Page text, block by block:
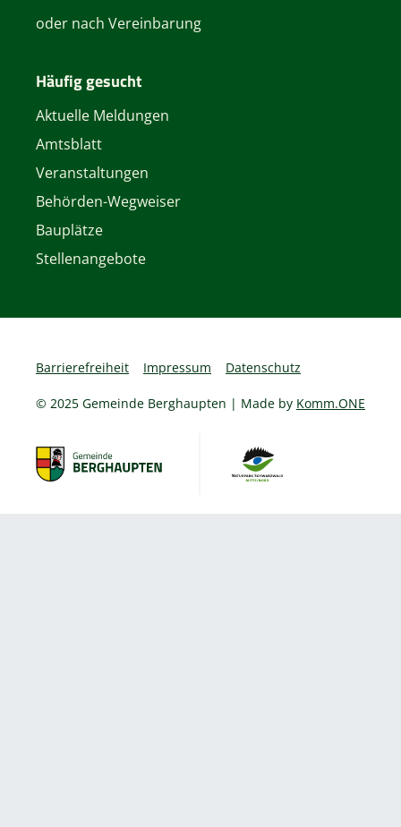
oder nach Vereinbarung
Häufig gesucht
Aktuelle Meldungen
Amtsblatt
Veranstaltungen
Behörden-Wegweiser
Bauplätze
Stellenangebote
Barrierefreiheit Impressum Datenschutz
© 2025 Gemeinde Berghaupten | Made by Komm.ONE